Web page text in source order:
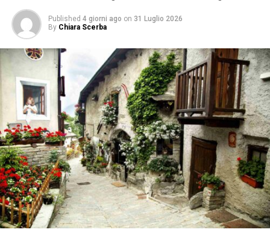
Published 4 giorni ago on 31 Luglio 2026
By Chiara Scerba